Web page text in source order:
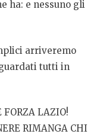
ha: e nessuno gli
arriveremo
tutti in
FORZA LAZIO!
RIMANGA CHI